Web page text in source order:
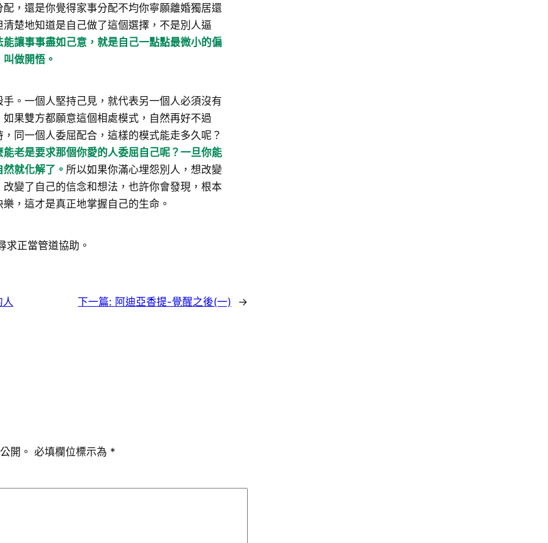
，還是你覺得家事分配不均你寧願離婚獨居還
楚地知道是自己做了這個選擇，不是別人逼
讓事事盡如己意，就是自己一點點最微小的偏
做開悟。
。一個人堅持己見，就代表另一個人必須沒有
果雙方都願意這個相處模式，自然再好不過
同一個人委屈配合，這樣的模式能走多久呢？
老是要求那個你愛的人委屈自己呢？一旦你能
就化解了。 所以如果你滿心埋怨別人，想改變
變了自己的信念和想法，也許你會發現，根本
，這才是真正地掌握自己的生命。
求正當管道協助。
人 下一篇: 阿迪亞香提-覺醒之後(一) →
開。 必填欄位標示為 *